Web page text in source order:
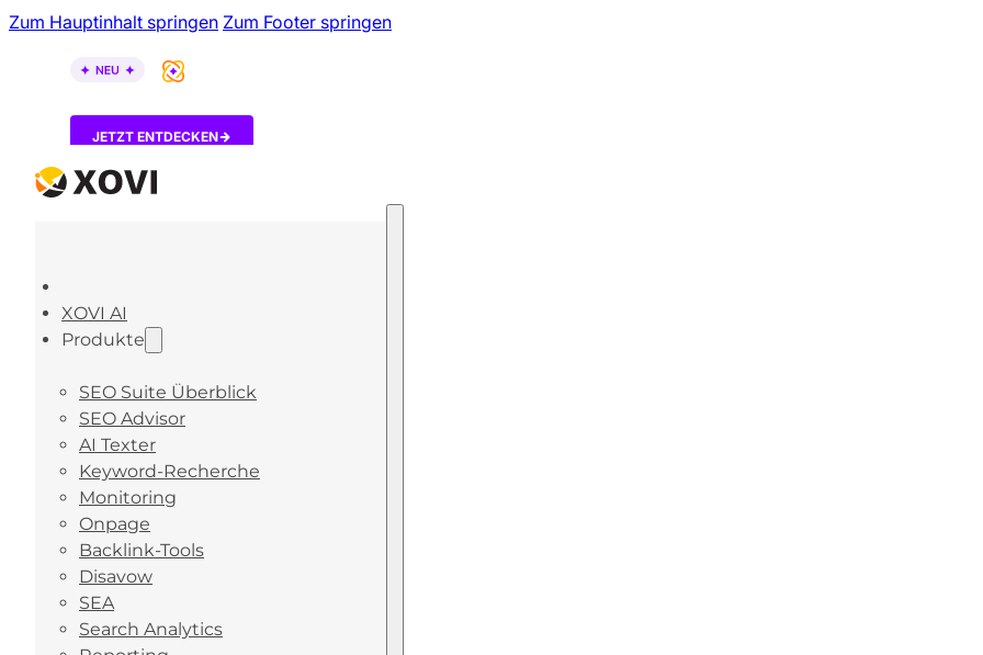
Zum Hauptinhalt springen Zum Footer springen
JETZT ENTDECKEN
XOVI AI
Produkte
SEO Suite Überblick
SEO Advisor
AI Texter
Keyword-Recherche
Monitoring
Onpage
Backlink-Tools
Disavow
SEA
Search Analytics